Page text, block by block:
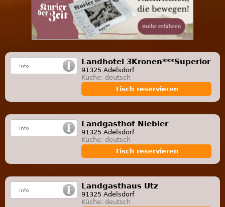
Landhotel 3Kronen***Superior
91325 Adelsdorf
Küche: deutsch
Tisch reservieren
Landgasthof Niebler
91325 Adelsdorf
Küche: deutsch
Tisch reservieren
Landgasthaus Utz
91325 Adelsdorf
Küche: deutsch